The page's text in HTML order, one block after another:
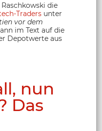
die
Traders unter
vor dem
im Text auf die
Depotwerte aus
nun
Das